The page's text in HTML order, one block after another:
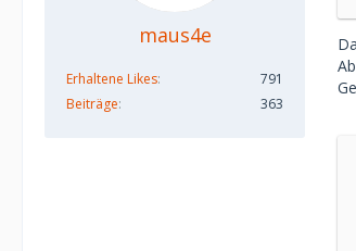
maus4e
Erhaltene Likes
791
Beiträge
363